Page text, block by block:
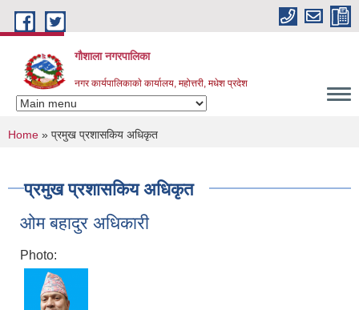
Skip to main content
गौशाला नगरपालिका
नगर कार्यपालिकाकाे कार्यालय, महोत्तरी, मधेश प्रदेश
You are here
Home » प्रमुख प्रशासकिय अधिकृत
प्रमुख प्रशासकिय अधिकृत
ओम बहादुर अधिकारी
Photo: